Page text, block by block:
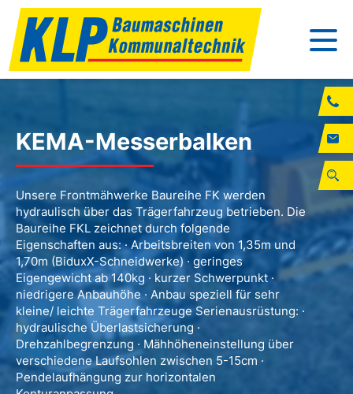
KEMA-Messerbalken
Unsere Frontmähwerke Baureihe FK werden
hydraulisch über das Trägerfahrzeug betrieben. Die
Baureihe FKL zeichnet durch folgende
Eigenschaften aus: · Arbeitsbreiten von 1,35m und
1,70m (BiduxX-Schneidwerke) · geringes
Eigengewicht ab 140kg · kurzer Schwerpunkt ·
niedrigere Anbauhöhe · Anbau speziell für sehr
kleine/ leichte Trägerfahrzeuge Serienausrüstung: ·
hydraulische Überlastsicherung ·
Drehzahlbegrenzung · Mähhöheneinstellung über
verschiedene Laufsohlen zwischen 5-15cm ·
Pendelaufhängung zur horizontalen